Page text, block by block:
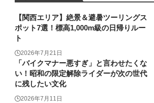
【関西エリア】絶景＆避暑ツーリングス
ポット7選！標高1,000m級の日帰りルー
ト
2026年7月21日
「バイクマナー悪すぎ」と言わせたくな
い！昭和の限定解除ライダーが次の世代
に残したい文化
2026年7月11日